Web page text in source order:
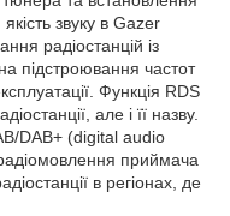
якість звуку в Gazer
радіостанцій із
підстроювання частот
Функція RDS
але і її назву.
DAB+ (digital audio
приймача
в регіонах, де